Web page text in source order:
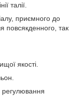
талії.
приємного до
повсякденного, так
якості.
регулювання